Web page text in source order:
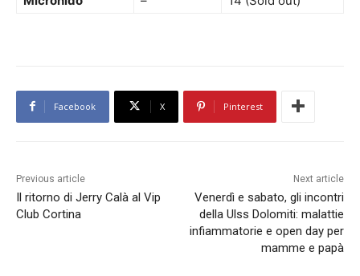
Facebook X Pinterest
Previous article
Il ritorno di Jerry Calà al Vip
Club Cortina
Next article
Venerdì e sabato, gli incontri
della Ulss Dolomiti: malattie
infiammatorie e open day per
mamme e papà